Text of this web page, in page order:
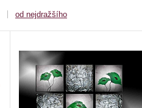
od nejdražšího